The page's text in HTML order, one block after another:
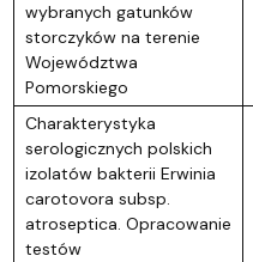
wybranych gatunków
storczyków na terenie
Województwa
Pomorskiego
Charakterystyka
serologicznych polskich
izolatów bakterii Erwinia
carotovora subsp.
atroseptica. Opracowanie
testów